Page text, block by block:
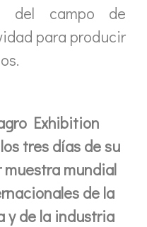
del campo de
para producir
Exhibition
tres días de su
muestra mundial
de la
y de la industria